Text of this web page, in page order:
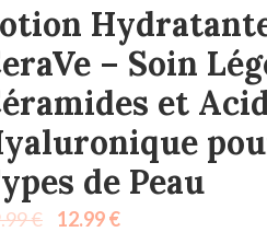
– Soin
et
de Peau
€ 12.99€